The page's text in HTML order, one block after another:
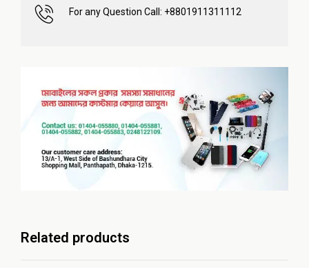
For any Question Call: +8801911311112
Related products